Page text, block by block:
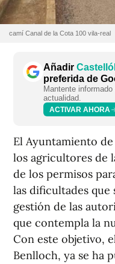
camí Canal de la Cota 100 vila-real
Añadir
preferida de
Mantente
actualidad.
ACTIVAR AHORA
El Ayuntamiento
los agricultores de
de los permisos
las dificultades que
gestión de las
que contempla la
Con este objetivo,
Benlloch, ya se ha